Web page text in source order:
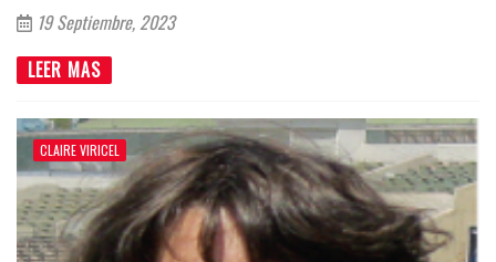
19 Septiembre, 2023
LEER MAS
CLAIRE VIRICEL